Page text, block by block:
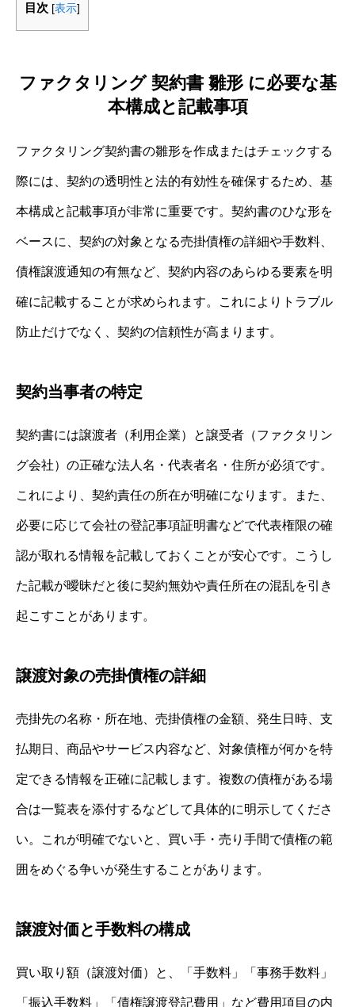
目次 [表示]
ファクタリング 契約書 雛形 に必要な基
本構成と記載事項
ファクタリング契約書の雛形を作成またはチェックする
際には、契約の透明性と法的有効性を確保するため、基
本構成と記載事項が非常に重要です。契約書のひな形を
ベースに、契約の対象となる売掛債権の詳細や手数料、
債権譲渡通知の有無など、契約内容のあらゆる要素を明
確に記載することが求められます。これによりトラブル
防止だけでなく、契約の信頼性が高まります。
契約当事者の特定
契約書には譲渡者（利用企業）と譲受者（ファクタリン
グ会社）の正確な法人名・代表者名・住所が必須です。
これにより、契約責任の所在が明確になります。また、
必要に応じて会社の登記事項証明書などで代表権限の確
認が取れる情報を記載しておくことが安心です。こうし
た記載が曖昧だと後に契約無効や責任所在の混乱を引き
起こすことがあります。
譲渡対象の売掛債権の詳細
売掛先の名称・所在地、売掛債権の金額、発生日時、支
払期日、商品やサービス内容など、対象債権が何かを特
定できる情報を正確に記載します。複数の債権がある場
合は一覧表を添付するなどして具体的に明示してくださ
い。これが明確でないと、買い手・売り手間で債権の範
囲をめぐる争いが発生することがあります。
譲渡対価と手数料の構成
買い取り額（譲渡対価）と、「手数料」「事務手数料」
「振込手数料」「債権譲渡登記費用」など費用項目の内